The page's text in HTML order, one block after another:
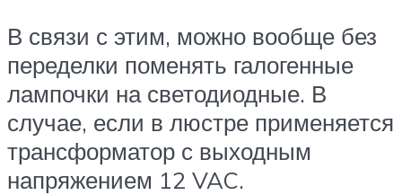
В связи с этим, можно вообще без
переделки поменять галогенные
лампочки на светодиодные. В
случае, если в люстре применяется
трансформатор с выходным
напряжением 12 VAC.